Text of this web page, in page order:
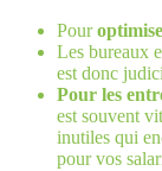
Pour
Les bureaux
est donc
Pour les
est souvent
inutiles qui
pour vos